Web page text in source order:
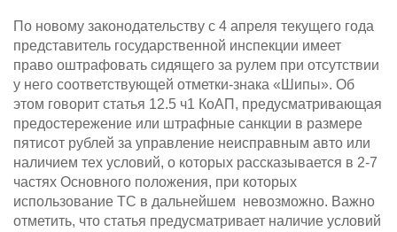
По новому законодательству с 4 апреля текущего года
представитель государственной инспекции имеет
право оштрафовать сидящего за рулем при отсутствии
у него соответствующей отметки-знака «Шипы». Об
этом говорит статья 12.5 ч1 КоАП, предусматривающая
предостережение или штрафные санкции в размере
пятисот рублей за управление неисправным авто или
наличием тех условий, о которых рассказывается в 2-7
частях Основного положения, при которых
использование ТС в дальнейшем невозможно. Важно
отметить, что статья предусматривает наличие условий